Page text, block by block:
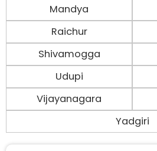
Mandya
Raichur
Shivamogga
Udupi
Vijayanagara
Yadgiri